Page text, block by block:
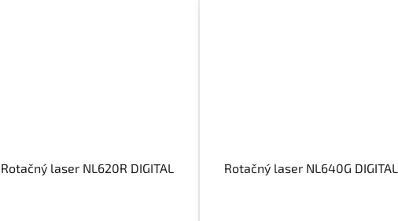
Rotačný laser NL620R DIGITAL Rotačný laser NL640G DIGITAL